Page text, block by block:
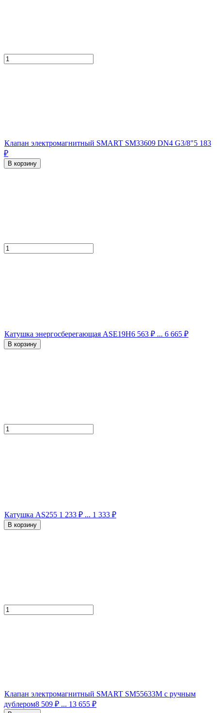
Клапан электромагнитный SMART SM33609 DN4 G3/8"5 183
₽
В корзину
Катушка энергосберегающая ASE19H6 563 ₽ ... 6 665 ₽
В корзину
Катушка AS255 1 233 ₽ ... 1 333 ₽
В корзину
Клапан электромагнитный SMART SM55633M с ручным
дублером8 509 ₽ ... 13 655 ₽